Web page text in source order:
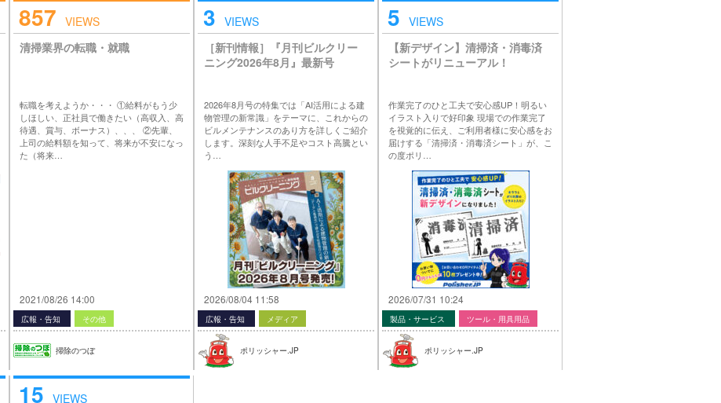
857 VIEWS
清掃業界の転職・就職
転職を考えようか・・・ ①給料がもう少
しほしい、正社員で働きたい（高収入、高
待遇、賞与、ボーナス）、、、 ②先輩、
上司の給料額を知って、将来が不安になっ
た（将来…
2021/08/26 14:00
広報・告知 その他
掃除のつぼ
3 VIEWS
［新刊情報］『月刊ビルクリー
ニング2026年8月』最新号
2026年8月号の特集では「AI活用による建
物管理の新常識」をテーマに、これからの
ビルメンテナンスのあり方を詳しくご紹介
します。深刻な人手不足やコスト高騰とい
う…
2026/08/04 11:58
広報・告知 メディア
ポリッシャー.JP
5 VIEWS
【新デザイン】清掃済・消毒済
シートがリニューアル！
作業完了のひと工夫で安心感UP！明るい
イラスト入りで好印象 現場での作業完了
を視覚的に伝え、ご利用者様に安心感をお
届けする「清掃済・消毒済シート」が、こ
の度ポリ…
2026/07/31 10:24
製品・サービス ツール・用具用品
ポリッシャー.JP
15 VIEWS